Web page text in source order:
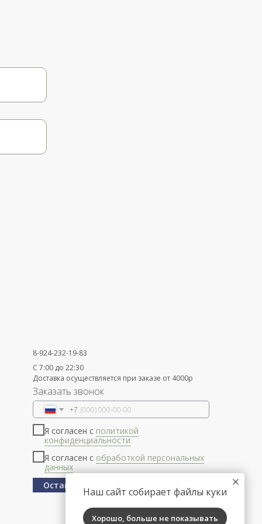
8-924-232-19-83
С 7:00 до 22:30
Доставка осуществляется при заказе от 4000р
Заказать звонок
+7
Я согласен с политикой
конфиденциальности
Я согласен с обработкой персональных
данных
Оставить заявку
Наш сайт собирает файлы куки
Хорошо, больше не показывать